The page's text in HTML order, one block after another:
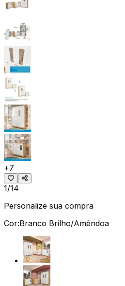
+7
1/14
Personalize sua compra
Cor:Branco Brilho/Amêndoa